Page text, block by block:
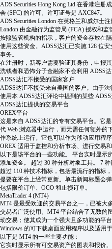
ADS Securities Hong Kong Ltd 在香港注
会 (SFC) 的许可。许可证号是 AXC847。
ADS Securities London 在英格兰和威尔士
London 由金融行为监管局 (FCA) 授权和监
按照监管机构的指示，客户的资金存放在
使用这些资金。ADSS达汇已实施 128 位
事务。
在注册时，新客户需要验证其身份，申报
洗钱者和恐怖分子金融家不会利用 ADSS
ADSS达汇不接受的国家客户
ADSS达汇不接受来自美国的客户。由于
使用本 ADSS达汇评论中提到的某些 ADSS
ADSS达汇提供的交易平台
OREX平台
这是来自 ADSS达汇的专有交易平台。它
代 Web 浏览器中运行，而无需任何额外
作系统上运行。它也可以作为移动应用程
OREX 适用于监控和分析市场、进行交易
以下是该平台的一些功能。 平台实时显示
添加资金。 超过 30 种分析对象工具。 7
超过 110 种技术指标，包括最流行的指标
提要在平台上经常更新。单击新闻标题会
包括限价订单、OCO 和止损订单。
MetaTrader 4 (MT4)
MT4 是最受欢迎的交易平台之一，已被大
交易者广泛使用。MT4 平台结合了无数的
动交易；使其成为一个强大且多功能的平
Windows 的可下载桌面应用程序以及适用
以下是 MT4 的一些主要功能：
它实时显示所有可交易资产的图表和报价